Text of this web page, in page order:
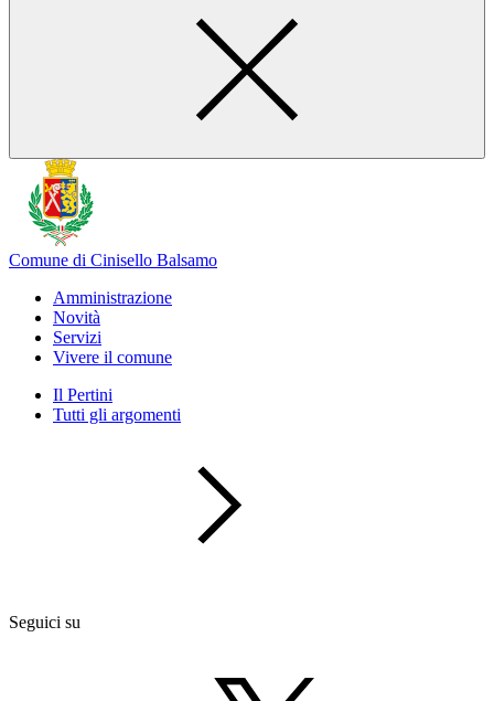
Comune di Cinisello Balsamo
Amministrazione
Novità
Servizi
Vivere il comune
Il Pertini
Tutti gli argomenti
Seguici su